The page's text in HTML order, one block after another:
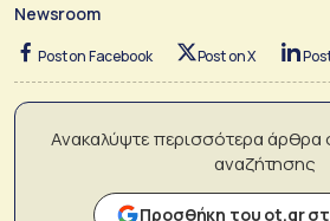
Newsroom
Post on Facebook Post on X
Ανακαλύψτε περισσότερα άρθρα
αναζήτησης
Προσθήκη του ot.gr